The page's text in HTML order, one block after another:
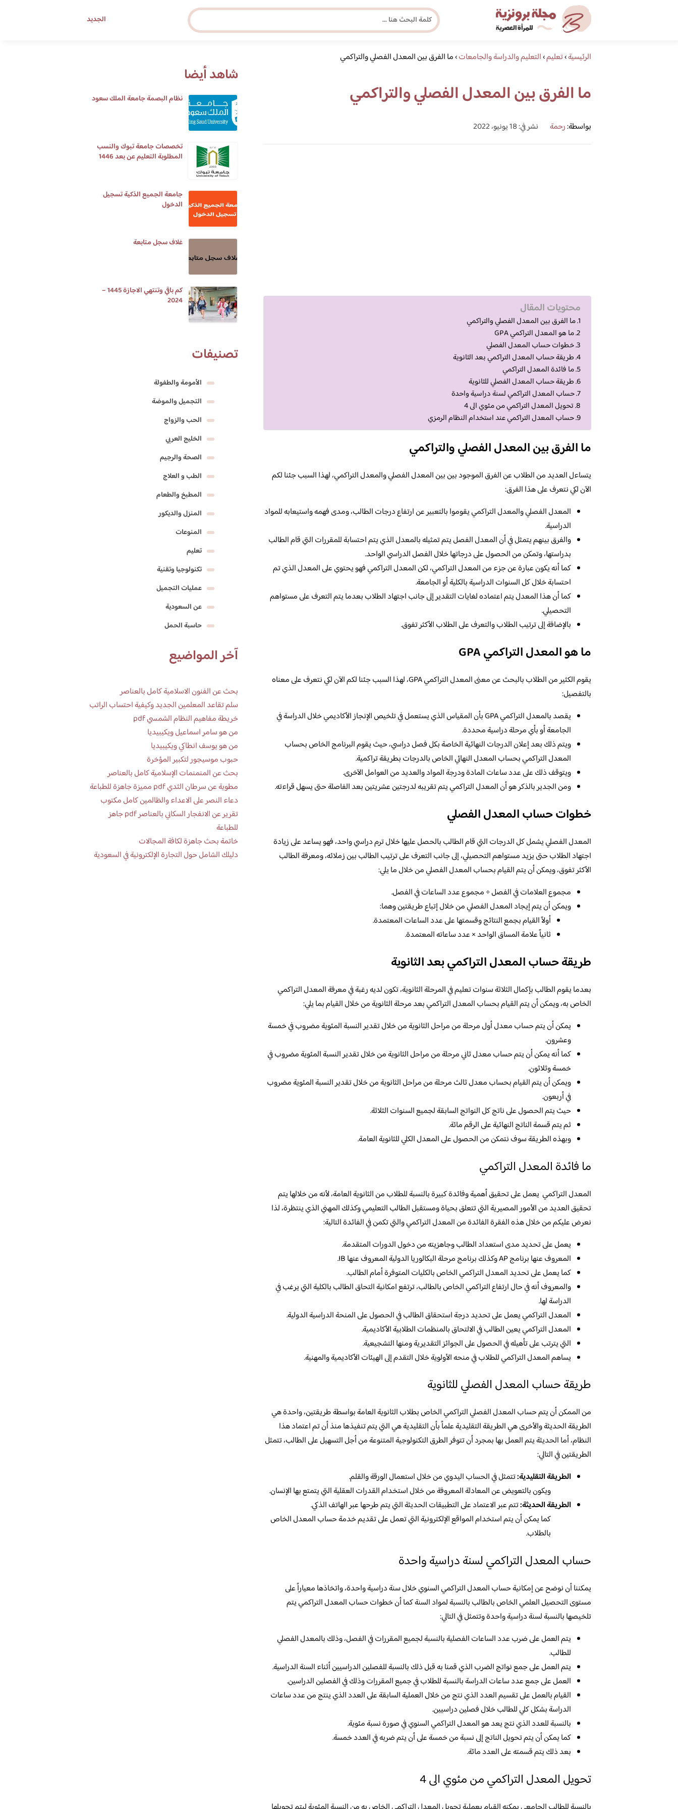
الجديد
مجلة برونزية للفتاة العصرية
ابحث عن أي موضوع يهمك
الرئيسية›تعليم›التعليم والدراسة والجامعات›ما الفرق بين المعدل الفصلي والتراكمي
ما الفرق بين المعدل الفصلي والتراكمي
بواسطة:رحمة نشر في: 18 يونيو، 2022
محتويات المقال
ما الفرق بين المعدل الفصلي والتراكمي
ما هو المعدل التراكمي GPA
خطوات حساب المعدل الفصلي
طريقة حساب المعدل التراكمي بعد الثانوية
ما فائدة المعدل التراكمي
طريقة حساب المعدل الفصلي للثانوية
حساب المعدل التراكمي لسنة دراسية واحدة
تحويل المعدل التراكمي من مئوي الى 4
حساب المعدل التراكمي عند استخدام النظام الرمزي
ما الفرق بين المعدل الفصلي والتراكمي
يتساءل العديد من الطلاب عن الفرق الموجود بين بين المعدل الفصلي والمعدل التراكمي، لهذا السبب جئنا لكم
الآن لكي نتعرف على هذا الفرق:
المعدل الفصلي والمعدل التراكمي يقوموا بالتعبير عن ارتفاع درجات الطالب، ومدى فهمه واستيعابه للمواد
الدراسية.
والفرق بينهم يتمثل في أن المعدل الفصل يتم تمثيله بالمعدل الذي يتم احتسابة للمقررات التي قام الطالب
بدراستها، وتمكن من الحصول على درجاتها خلال الفصل الدراسي الواحد.
كما أنه يكون عبارة عن جزء من المعدل التراكمي، لكن المعدل التراكمي فهو يحتوي على المعدل الذي تم
احتسابة خلال كل السنوات الدراسية بالكلية أو الجامعة.
كما أن هذا المعدل يتم اعتماده لغايات التقدير إلى جانب اجتهاد الطلاب بعدما يتم التعرف على مستواهم
التحصيلي.
بالإضافة إلى ترتيب الطلاب والتعرف على الطلاب الأكثر تفوق.
ما هو المعدل التراكمي GPA
يقوم الكثير من الطلاب بالبحث عن معنى المعدل التراكمي GPA، لهذا السبب جئنا لكم الآن لكي نتعرف على معناه
بالتفصيل:
يقصد بالمعدل التراكمي GPA بأن المقياس الذي يستعمل في تلخيص الإنجاز الأكاديمي خلال الدراسة في
الجامعة أو بأي مرحلة دراسية محددة.
ويتم ذلك بعد إعلان الدرجات النهائية الخاصة بكل فصل دراسي، حيث يقوم البرنامج الخاص بحساب
المعدل التراكمي بحساب المعدل النهائي الخاص بالدرجات بطريقة تراكمية.
ويتوقف ذلك على عدد ساعات المادة ودرجة المواد والعديد من العوامل الآخرى.
ومن الجدير بالذكر هو أن المعدل التراكمي يتم تقريبه لدرجتين عشريتين بعد الفاصلة حتى يسهل قراءته.
خطوات حساب المعدل الفصلي
المعدل الفصلي يشمل كل الدرجات التي قام الطالب بالحصل عليها خلال ترم دراسي واحد، فهو يساعد على زيادة
اجتهاد الطلاب حتى يزيد مستواهم التحصيلي، إلى جانب التعرف على ترتيب الطالب بين زملائه، ومعرفة الطالب
الأكثر تفوق، ويمكن أن يتم القيام بحساب المعدل الفصلي من خلال ما يلي:
مجموع العلامات في الفصل ÷ مجموع عدد الساعات في الفصل.
ويمكن أن يتم إيجاد المعدل الفصلي من خلال إتباع طريقتين وهما:
أولاً القيام بجمع النتائج وقسمتها على عدد الساعات المعتمدة.
ثانياً علامة المساق الواحد × عدد ساعاته المعتمدة.
طريقة حساب المعدل التراكمي بعد الثانوية
بعدما يقوم الطالب بإكمال الثلاثة سنوات تعليم في المرحلة الثانوية، تكون لديه رغبة في معرفة المعدل التراكمي
الخاص به، ويمكن أن يتم القيام بحساب المعدل التراكمي بعد مرحلة الثانوية من خلال القيام بما يلي:
يمكن أن يتم حساب معدل أول مرحلة من مراحل الثانوية من خلال تقدير النسبة المئوية مضروب في خمسة
وعشرون.
كما أنه يمكن أن يتم حساب معدل ثاني مرحلة من مراحل الثانوية من خلال تقدير النسبة المئوية مضروب في
خمسة وثلاثون.
ويمكن أن يتم القيام بحساب معدل ثالث مرحلة من مراحل الثانوية من خلال تقدير النسبة المئوية مضروب
في أربعون.
حيث يتم الحصول على ناتج كل النواتج السابقة لجميع السنوات الثلاثة.
ثم يتم قسمة الناتج النهائية على الرقم مائة.
وبهذه الطريقة سوف نتمكن من الحصول على المعدل الكلي للثانوية العامة.
ما فائدة المعدل التراكمي
المعدل التراكمي يعمل على تحقيق أهمية وفائدة كبيرة بالنسبة للطلاب من الثانوية العامة، لأنه من خلالها يتم
تحقيق العديد من الأمور المصيرية التي تتعلق بحياة ومستقبل الطالب التعليمي وكذلك المهني الذي ينتظرة، لذا
نعرض عليكم من خلال هذه الفقرة الفائدة من المعدل التراكمي والتي تكمن في الفائدة التالية:
يعمل على تحديد مدى استعداد الطالب وجاهزيته من دخول الدورات المتقدمة.
المعروف عنها برنامج AP وكذلك برنامج مرحلة البكالوريا الدولية المعروف عنها IB.
كما يعمل على تحديد المعدل التراكمي الخاص بالكليات المتوفرة أمام الطالب.
والمعروف أنه في حال ارتفاع التراكمي الخاص بالطالب، ترتفع امكانية التحاق الطالب بالكلية التي يرغب في
الدراسة لها.
المعدل التراكمي يعمل على تحديد درجة استحقاق الطالب في الحصول على المنحة الدراسية الدولية.
المعدل التراكمي يعين الطالب في الالتحاق بالمنظمات الطلابية الأكاديمية.
التي يترتب على تأهيله في الحصول على الجوائز التقديرية ومنها التشجيعية.
يساهم المعدل التراكمي للطلاب في منحه الأولوية خلال التقدم إلى الهيئات الأكاديمية والمهنية.
طريقة حساب المعدل الفصلي للثانوية
من الممكن أن يتم حساب المعدل الفصلي التراكمي الخاص بطلاب الثانوية العامة بواسطة طريقتين، واحدة هي
الطريقة الحديثة والأخرى هي الطريقة التقليدية علماً بأن التقليدية هي التي يتم تنفيذها منذ أن تم اعتماد هذا
النظام، أما الحديثة يتم العمل بها بمجرد أن تتوفر الطرق التكنولوجية المتنوعة من أجل التسهيل على الطالب، تتمثل
الطريقتين في التالي:
الطريقة التقليدية:تتمثل في الحساب اليدوي من خلال استعمال الورقة والقلم.
ويكون بالتعويض عن المعادلة المعروفة من خلال استخدام القدرات العقلية التي يتمتع بها الإنسان.
الطريقة الحديثة:تتم عبر الاعتماد على التطبيقات الحديثة التي يتم طرحها عبر الهاتف الذكي.
كما يمكن أن يتم استخدام المواقع الإلكترونية التي تعمل على تقديم خدمة حساب المعدل الخاص
بالطلاب.
حساب المعدل التراكمي لسنة دراسية واحدة
يمكننا أن نوضح عن إمكانية حساب المعدل التراكمي السنوي خلال سنة دراسية واحدة، واتخاذها معياراً على
مستوى التحصيل العلمي الخاص بالطالب بالنسبة لمواد السنة كما أن خطوات حساب المعدل التراكمي يتم
تلخيصها بالنسبة لسنة دراسية واحدة وتتمثل في التالي:
يتم العمل على ضرب عدد الساعات الفصلية بالنسبة لجميع المقررات في الفصل، وذلك بالمعدل الفصلي
للطالب.
يتم العمل على جمع نواتج الضرب الذي قمنا به قبل ذلك بالنسبة للفصلين الدراسيين أثناء السنة الدراسية.
العمل على جمع عدد ساعات الدراسة بالنسبة للطلاب في جميع المقررات وذلك في الفصلين الدراسين.
القيام بالعمل على تقسيم العدد الذي نتج من خلال العملية السابقة على العدد الذي ينتج من عدد ساعات
الدراسة بشكل كلي للطالب خلال فصلين دراسيين.
بالنسبة للعدد الذي نتج يعد هو المعدل التراكمي السنوي في صورة نسبة مئوية.
كما يمكن أن يتم تحويل الناتج إلى نسبة من خمسة على أن يتم ضربه في العدد خمسة.
بعد ذلك يتم قسمته على العدد مائة.
تحويل المعدل التراكمي من مئوي الى 4
شاهد أيضا
نظام البصمة جامعة الملك سعود
تخصصات جامعة تبوك والنسب
المطلوبة التعليم عن بعد 1446
جامعة الجميع الذكية تسجيل
الدخول
غلاف سجل متابعة
كم باقي وتنتهي الاجازة 1445 –
2024
تصنيفات
الأمومة والطفولة
التجميل والموضة
الحب والزواج
الخليج العربي
الصحة والرجيم
الطب و العلاج
المطبخ والطعام
المنزل والديكور
المنوعات
تعليم
تكنولوجيا وتقنية
عمليات التجميل
عن السعودية
حاسبة الحمل
آخر المواضيع
بحث عن الفنون الاسلامية كامل بالعناصر
سلم تقاعد المعلمين الجديد وكيفية احتساب الراتب
خريطة مفاهيم النظام الشمسي pdf
من هو سامر اسماعيل ويكيبيديا
من هو يوسف انطاكي ويكيبيديا
حبوب موسيجور لتكبير المؤخرة
بحث عن المنمنمات الإسلامية كامل بالعناصر
مطوية عن سرطان الثدي pdf مميزة جاهزة للطباعة
دعاء النصر على الاعداء والظالمين كامل مكتوب
تقرير عن الانفجار السكاني بالعناصر pdf جاهز
للطباعة
خاتمة بحث جاهزة لكافة المجالات
دليلك الشامل حول التجارة الإلكترونية في السعودية